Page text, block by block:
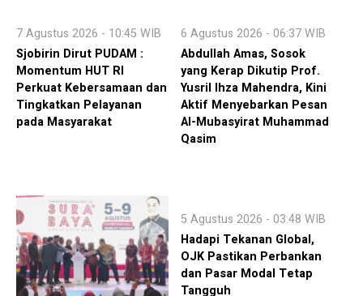
7 Agustus 2026 - 10:45 WIB
Sjobirin Dirut PUDAM :
Momentum HUT RI
Perkuat Kebersamaan dan
Tingkatkan Pelayanan
pada Masyarakat
6 Agustus 2026 - 06:37 WIB
Abdullah Amas, Sosok
yang Kerap Dikutip Prof.
Yusril Ihza Mahendra, Kini
Aktif Menyebarkan Pesan
Al-Mubasyirat Muhammad
Qasim
5 Agustus 2026 - 03:48 WIB
Hadapi Tekanan Global,
OJK Pastikan Perbankan
dan Pasar Modal Tetap
Tangguh